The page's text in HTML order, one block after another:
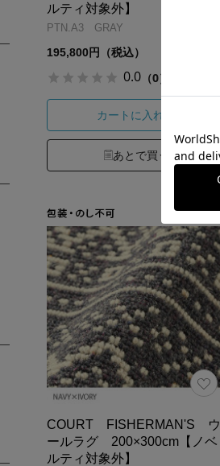
ルティ対象外】
PTN.A3 GRAY
195,800円（税込）
0.0 （0）
カートに入れる
あとで買う
COURT FISHERMAN'S ウ
ールラグ 200×300cm【ノベ
ルティ対象外】